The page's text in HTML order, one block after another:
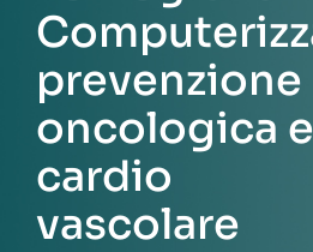
prevenzione
oncologica e
cardio
vascolare